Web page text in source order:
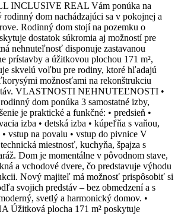
INCLUSIVE REAL Vám ponúka na
dom nachádzajúci sa v pokojnej a
Rodinný dom stojí na pozemku o
dostatok súkromia aj možností pre
nehnuteľnosť disponuje zastavanou
prístavby a úžitkovou plochou 171 m²,
skvelú voľbu pre rodiny, ktoré hľadajú
možnosťami na rekonštrukciu
VLASTNOSTI NEHNUTEĽNOSTI •
dom ponúka 3 samostatné izby,
je praktické a funkčné: • predsieň •
izba • detská izba • kúpeľňa s vaňou,
vstup na povalu • vstup do pivnice V
miestnosť, kuchyňa, špajza s
Dom je momentálne v pôvodnom stave,
a vchodové dvere, čo predstavuje výhodu
Nový majiteľ má možnosť prispôsobiť si
svojich predstáv – bez obmedzení a s
svetlý a harmonický domov. •
Úžitková plocha 171 m² poskytuje